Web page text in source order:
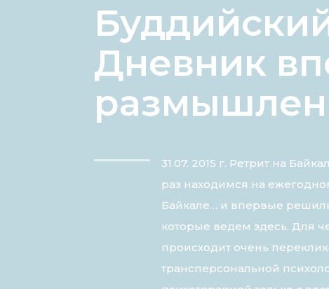
Дневник
31.07. 2015 г. Ретрит на
раз находимся на
Байкале… и впервые
которые ведем здесь. Для
происходит очень
трансперсональной